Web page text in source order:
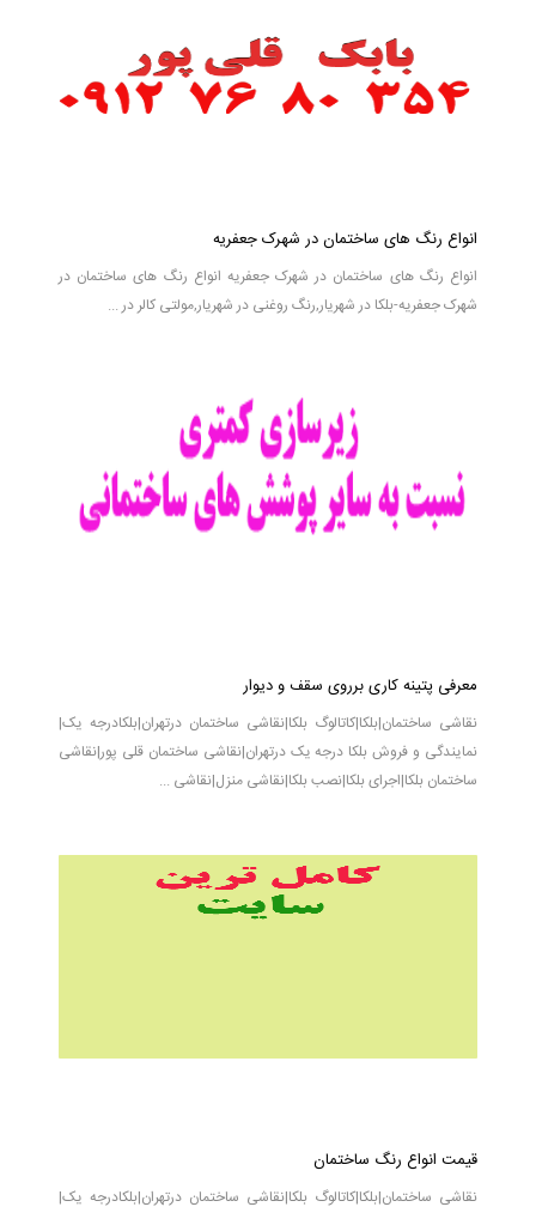
انواع رنگ های ساختمان در شهرک جعفریه
انواع رنگ های ساختمان در شهرک جعفریه انواع رنگ های ساختمان در
شهرک جعفریه-بلکا در شهریار,رنگ روغنی در شهریار,مولتی کالر در ...
معرفی پتینه کاری برروی سقف و دیوار
نقاشی ساختمان|بلکا|کاتالوگ بلکا|نقاشی ساختمان درتهران|بلکادرجه یک|
نمایندگی و فروش بلکا درجه یک درتهران|نقاشی ساختمان قلی پور|نقاشی
ساختمان بلکا|اجرای بلکا|نصب بلکا|نقاشی منزل|نقاشی ...
قیمت انواع رنگ ساختمان
نقاشی ساختمان|بلکا|کاتالوگ بلکا|نقاشی ساختمان درتهران|بلکادرجه یک|